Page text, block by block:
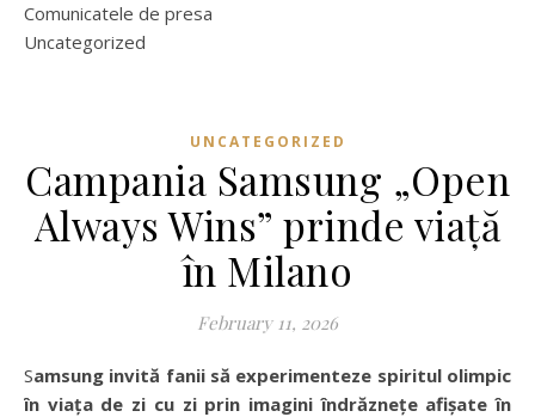
Comunicatele de presa
Uncategorized
UNCATEGORIZED
Campania Samsung „Open
Always Wins” prinde viață
în Milano
February 11, 2026
Samsung invită fanii să experimenteze spiritul olimpic
în viața de zi cu zi prin imagini îndrăznețe afișate în